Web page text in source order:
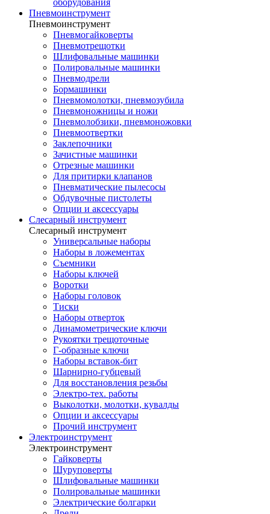
оборудования
Пневмоинструмент
Пневмоинструмент
Пневмогайковерты
Пневмотрещотки
Шлифовальные машинки
Полировальные машинки
Пневмодрели
Бормашинки
Пневмомолотки, пневмозубила
Пневмоножницы и ножи
Пневмолобзики, пневмоножовки
Пневмоотвертки
Заклепочники
Зачистные машинки
Отрезные машинки
Для притирки клапанов
Пневматические пылесосы
Обдувочные пистолеты
Опции и аксессуары
Слесарный инструмент
Слесарный инструмент
Универсальные наборы
Наборы в ложементах
Съемники
Наборы ключей
Воротки
Наборы головок
Тиски
Наборы отверток
Динамометрические ключи
Рукоятки трещоточные
Г-образные ключи
Наборы вставок-бит
Шарнирно-губцевый
Для восстановления резьбы
Электро-тех. работы
Выколотки, молотки, кувалды
Опции и аксессуары
Прочий инструмент
Электроинструмент
Электроинструмент
Гайковерты
Шуруповерты
Шлифовальные машинки
Полировальные машинки
Электрические болгарки